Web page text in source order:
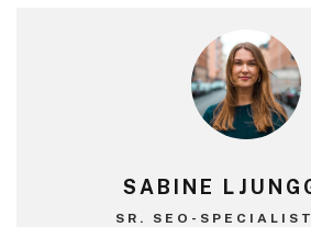
SABINE
SR. SEO-